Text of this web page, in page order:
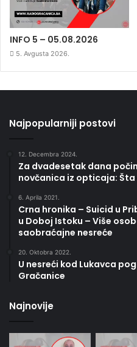
INFO 5 – 05.08.2026
5. Avgusta 2026.
Najpopularniji postovi
12. Decembra 2024.
Za dvadesetak dana
novčanica iz opticaja:
6. Aprila 2021.
Crna hronika – Suicid u
u Doboj Istoku – Više
saobraćajne nesreće
20. Oktobra 2022.
U nesreći kod Lukavca
Gračanice
Najnovije